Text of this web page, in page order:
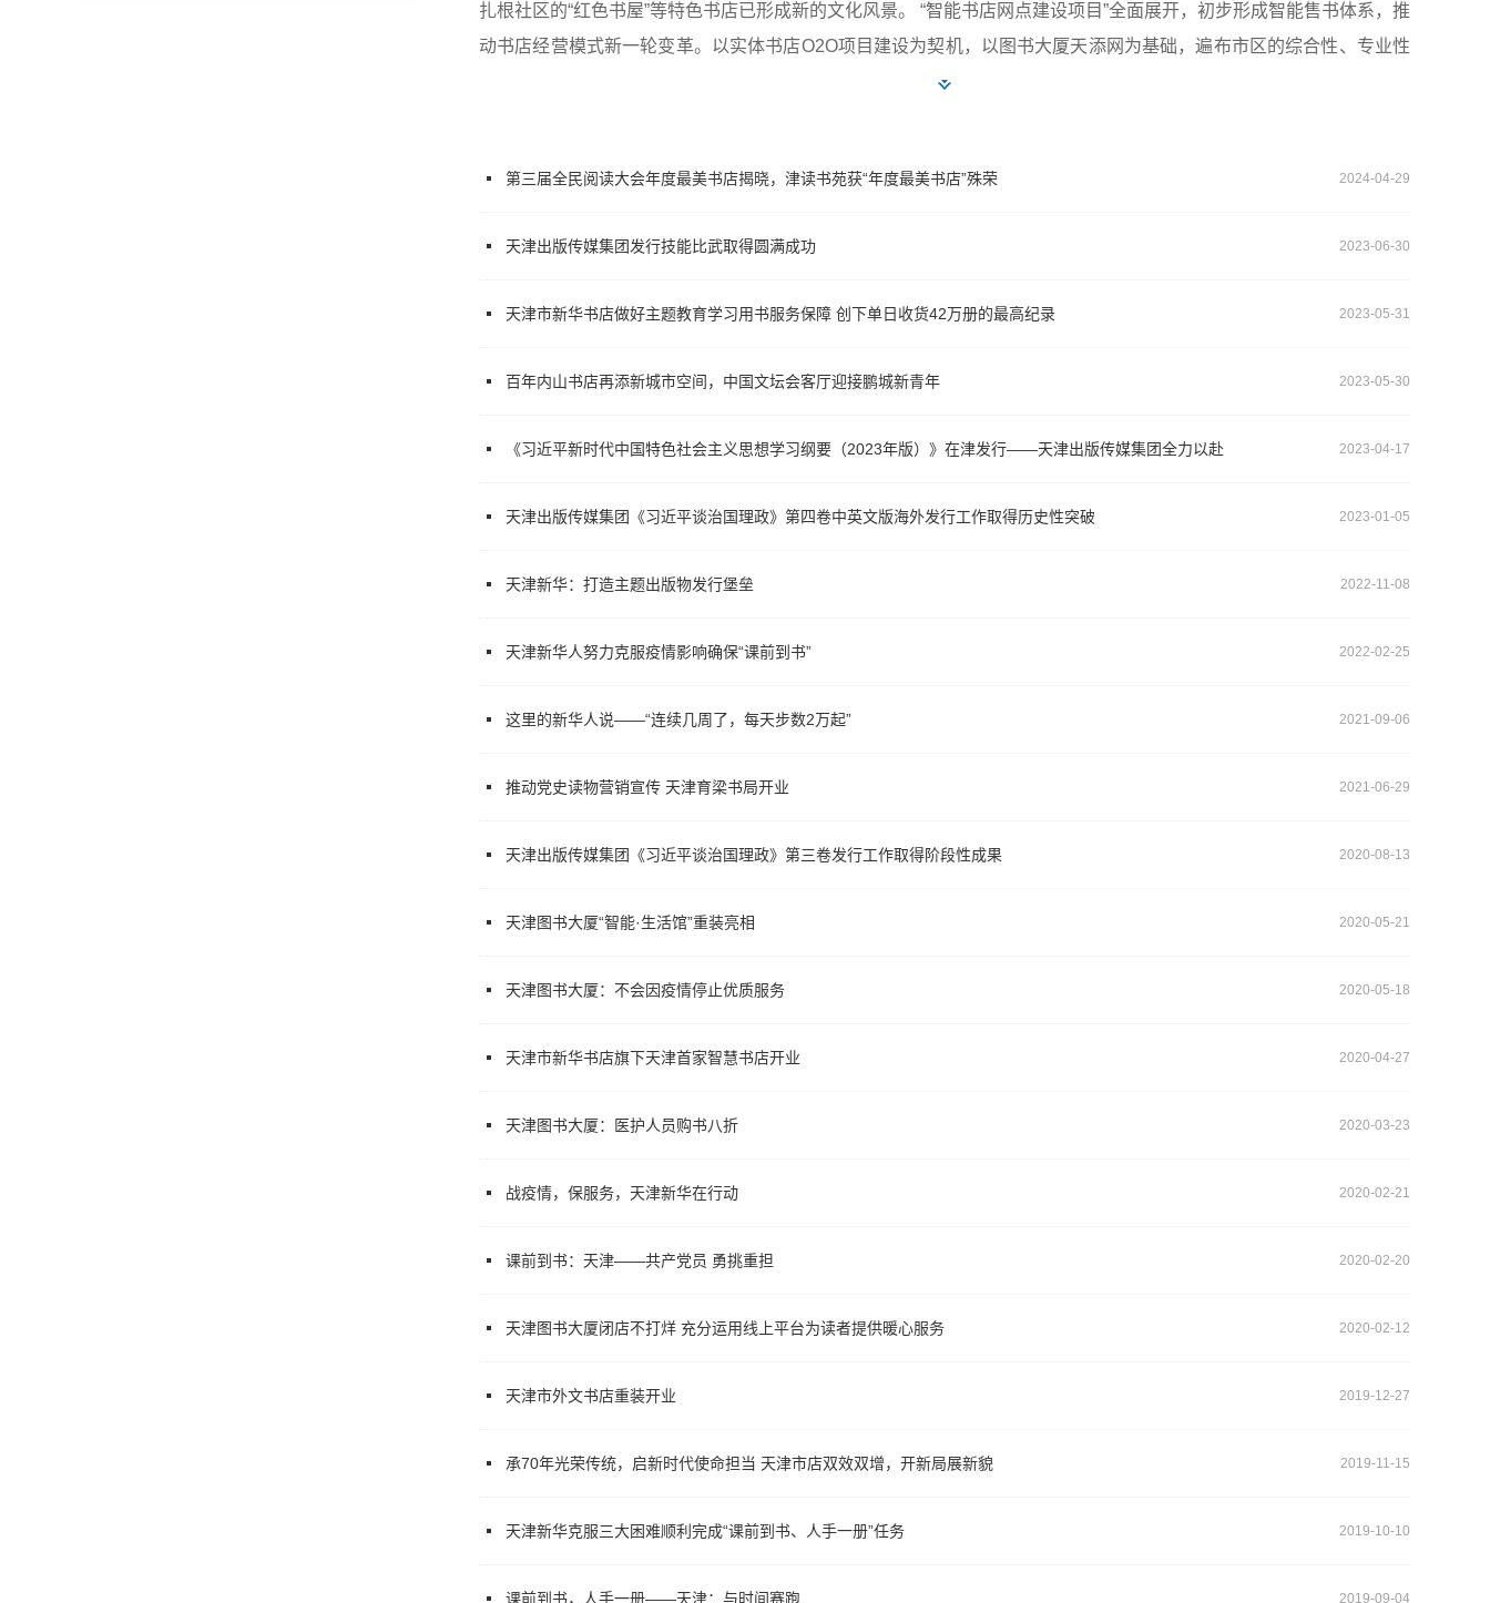
扎根社区的“红色书屋”等特色书店已形成新的文化风景。 “智能书店网点建设项目”全面展开，初步形成智能售书体系，推
动书店经营模式新一轮变革。以实体书店O2O项目建设为契机，以图书大厦天添网为基础，遍布市区的综合性、专业性
实体书店网点，在天津市范围内基本形成“大中小特”立体化网点体系和从线上到线下的全域出版物销售通道。
发展，为传播先进文化、引领健康生活方式、提升城市文明程度、促进全民阅读做出积极贡献。
第三届全民阅读大会年度最美书店揭晓，津读书苑获“年度最美书店”殊荣 2024-04-29
天津出版传媒集团发行技能比武取得圆满成功 2023-06-30
天津市新华书店做好主题教育学习用书服务保障 创下单日收货42万册的最高纪录 2023-05-31
百年内山书店再添新城市空间，中国文坛会客厅迎接鹏城新青年 2023-05-30
《习近平新时代中国特色社会主义思想学习纲要（2023年版）》在津发行——天津出版传媒集团全力以赴
做好征订发行工作
2023-04-17
天津出版传媒集团《习近平谈治国理政》第四卷中英文版海外发行工作取得历史性突破 2023-01-05
天津新华：打造主题出版物发行堡垒 2022-11-08
天津新华人努力克服疫情影响确保“课前到书” 2022-02-25
这里的新华人说——“连续几周了，每天步数2万起” 2021-09-06
推动党史读物营销宣传 天津育梁书局开业 2021-06-29
天津出版传媒集团《习近平谈治国理政》第三卷发行工作取得阶段性成果 2020-08-13
天津图书大厦“智能·生活馆”重装亮相 2020-05-21
天津图书大厦：不会因疫情停止优质服务 2020-05-18
天津市新华书店旗下天津首家智慧书店开业 2020-04-27
天津图书大厦：医护人员购书八折 2020-03-23
战疫情，保服务，天津新华在行动 2020-02-21
课前到书：天津——共产党员 勇挑重担 2020-02-20
天津图书大厦闭店不打烊 充分运用线上平台为读者提供暖心服务 2020-02-12
天津市外文书店重装开业 2019-12-27
承70年光荣传统，启新时代使命担当 天津市店双效双增，开新局展新貌 2019-11-15
天津新华克服三大困难顺利完成“课前到书、人手一册”任务 2019-10-10
课前到书，人手一册——天津：与时间赛跑 2019-09-04